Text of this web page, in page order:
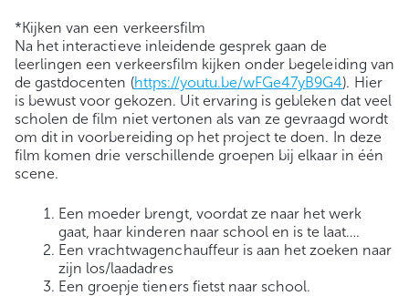
*Kijken van een verkeersfilm
Na het interactieve inleidende gesprek gaan de
leerlingen een verkeersfilm kijken onder begeleiding van
de gastdocenten (https://youtu.be/wFGe47yB9G4). Hier
is bewust voor gekozen. Uit ervaring is gebleken dat veel
scholen de film niet vertonen als van ze gevraagd wordt
om dit in voorbereiding op het project te doen. In deze
film komen drie verschillende groepen bij elkaar in één
scene.
Een moeder brengt, voordat ze naar het werk
gaat, haar kinderen naar school en is te laat….
Een vrachtwagenchauffeur is aan het zoeken naar
zijn los/laadadres
Een groepje tieners fietst naar school.